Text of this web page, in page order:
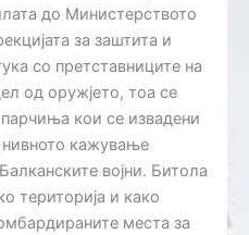
до Министерството
за заштита и
со претставниците на
од оружјето, тоа се
кои се извадени
нивното кажување
војни. Битола
територија и како
места за